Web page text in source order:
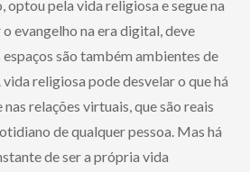
optou pela vida religiosa e segue na
evangelho na era digital, deve
são também ambientes de
religiosa pode desvelar o que há
relações virtuais, que são reais
de qualquer pessoa. Mas há
de ser a própria vida